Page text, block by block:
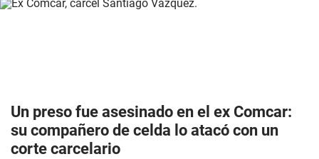
Un preso fue asesinado en el ex Comcar:
su compañero de celda lo atacó con un
corte carcelario